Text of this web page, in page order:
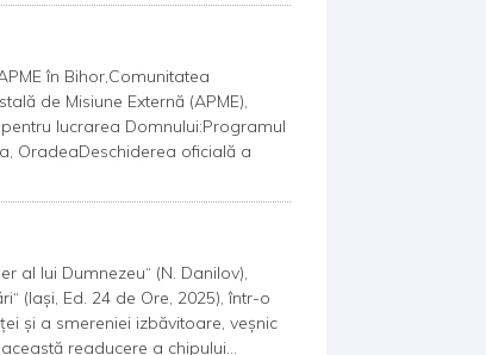
în Bihor,Comunitatea
de Misiune Externă (APME),
lucrarea Domnului:Programul
OradeaDeschiderea oficială a
al lui Dumnezeu“ (N. Danilov),
(Iași, Ed. 24 de Ore, 2025), într-o
și a smereniei izbăvitoare, veșnic
readucere a chipului...